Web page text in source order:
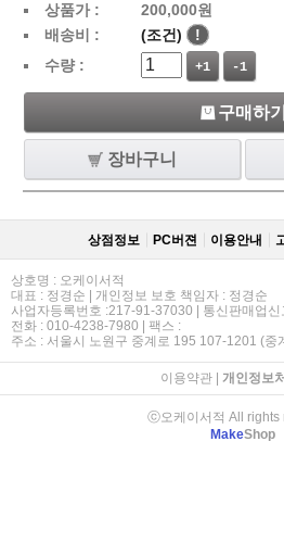
상품가 : 200,000원
배송비 :
(조건)
!
수량 :
+1 -1
구매하기
장바구니
상점정보 PC버젼 이용안내
상호명 : 오케이서적
대표 : 정경순 | 개인정보 보호 책임자 : 정경순
사업자등록번호 :217-91-37030 | 통신판매업
전화 : 010-4238-7980 | 팩스 :
주소 : 서울시 노원구 중계로 195 107-1201 (중
이용약관| 개인정보
ⓒ오케이서적 All rights
MakeShop